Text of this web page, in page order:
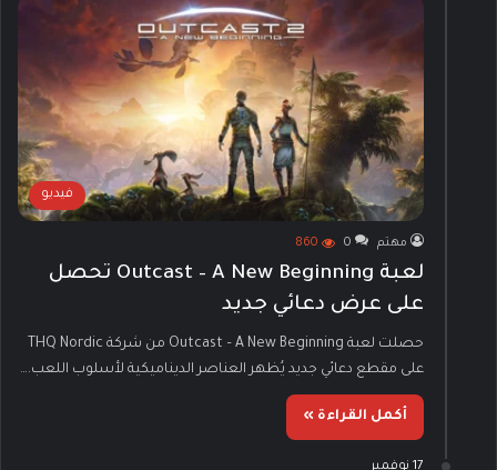
فيديو
مهتم 0
860
لعبة Outcast – A New Beginning تحصل
على عرض دعائي جديد
حصلت لعبة Outcast – A New Beginning من شركة THQ Nordic
على مقطع دعائي جديد يُظهر العناصر الديناميكية لأسلوب اللعب.…
أكمل القراءة »